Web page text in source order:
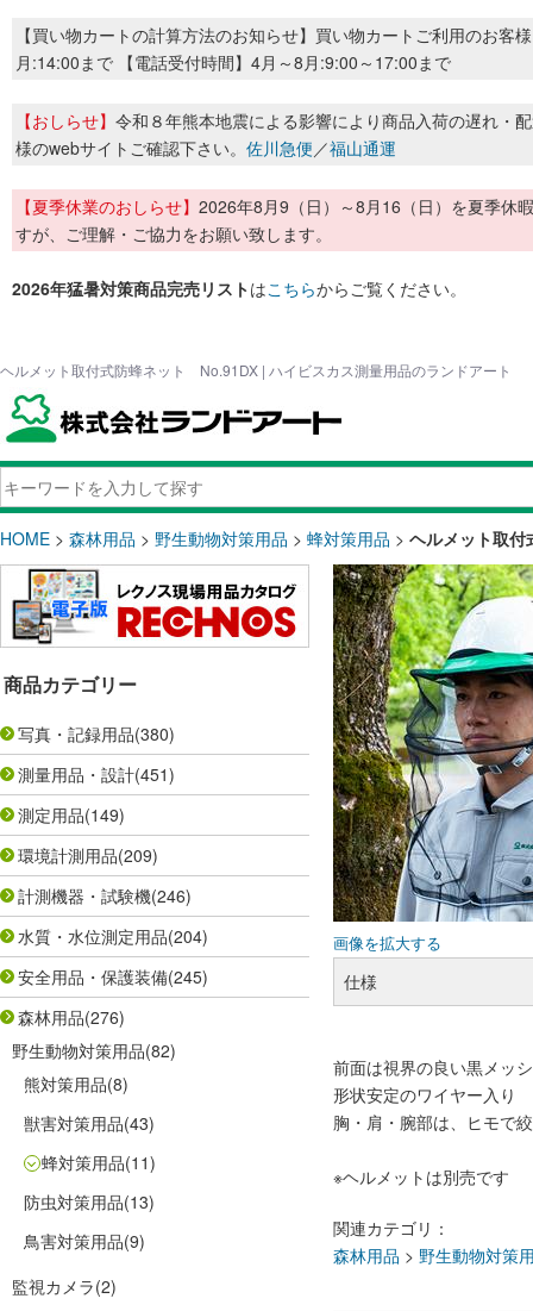
【買い物カートの計算方法のお知らせ】買い物カートご利用のお客
月:14:00まで 【電話受付時間】4月～8月:9:00～17:00まで
【おしらせ】 令和８年熊本地震による影響により商品入荷の遅れ・
様のwebサイトご確認下さい。 佐川急便／福山通運
【夏季休業のおしらせ】 2026年8月9（日）～8月16（日）を夏季休
すが、ご理解・ご協力をお願い致します。
2026年猛暑対策商品完売リストはこちらからご覧ください。
ヘルメット取付式防蜂ネット No.91DX | ハイビスカス測量用品のランドアート
HOME > 森林用品 > 野生動物対策用品 > 蜂対策用品 > ヘルメット取
商品カテゴリー
写真・記録用品(380)
測量用品・設計(451)
測定用品(149)
環境計測用品(209)
計測機器・試験機(246)
水質・水位測定用品(204)
安全用品・保護装備(245)
森林用品(276)
野生動物対策用品(82)
熊対策用品(8)
獣害対策用品(43)
蜂対策用品(11)
防虫対策用品(13)
鳥害対策用品(9)
監視カメラ(2)
画像を拡大する
仕様
前面は視界の良い黒メッ
形状安定のワイヤー入り
胸・肩・腕部は、ヒモで
※ヘルメットは別売です
関連カテゴリ：
森林用品 > 野生動物対策